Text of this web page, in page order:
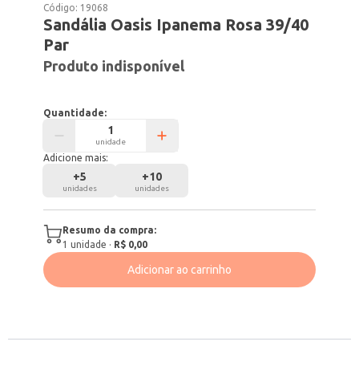
Código: 19068
Sandália Oasis Ipanema Rosa 39/40
Par
Produto indisponível
Quantidade:
unidade
Adicione mais:
+5
unidades
+10
unidades
Resumo da compra:
1 unidade · R$ 0,00
Adicionar ao carrinho